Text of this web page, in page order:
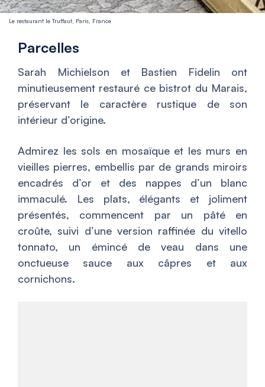
Le restaurant le Truffaut, Paris, France
Parcelles
Sarah Michielson et Bastien Fidelin ont
minutieusement restauré ce bistrot du Marais,
préservant le caractère rustique de son
intérieur d’origine.
Admirez les sols en mosaïque et les murs en
vieilles pierres, embellis par de grands miroirs
encadrés d’or et des nappes d’un blanc
immaculé. Les plats, élégants et joliment
présentés, commencent par un pâté en
croûte, suivi d’une version raffinée du vitello
tonnato, un émincé de veau dans une
onctueuse sauce aux câpres et aux
cornichons.